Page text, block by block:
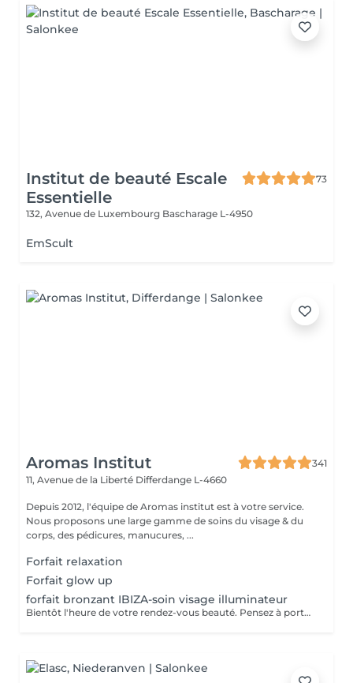
Institut de beauté Escale
Essentielle
73
132, Avenue de Luxembourg Bascharage L-4950
EmScult
Aromas Institut
341
11, Avenue de la Liberté Differdange L-4660
Depuis 2012, l'équipe de Aromas institut est à votre service.
Nous proposons une large gamme de soins du visage & du
corps, des pédicures, manucures, ...
Forfait relaxation
Forfait glow up
forfait bronzant IBIZA-soin visage illuminateur
Bientôt l'heure de votre rendez-vous beauté. Pensez à porter des vêtements amples lors de votre rdv et à faire un gommage sur la zone où le soin bronzant sera appliqué. À très vite dans notre institut.